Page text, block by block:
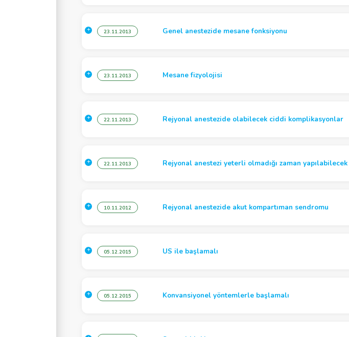
23.11.2013 Genel anestezide mesane fonksiyonu
23.11.2013 Mesane fizyolojisi
22.11.2013 Rejyonal anestezide olabilecek ciddi komplikasyonlar
22.11.2013 Rejyonal anestezi yeterli olmadığı zaman
10.11.2012 Rejyonal anestezide akut kompartıman sendromu
05.12.2015 US ile başlamalı
05.12.2015 Konvansiyonel yöntemlerle başlamalı